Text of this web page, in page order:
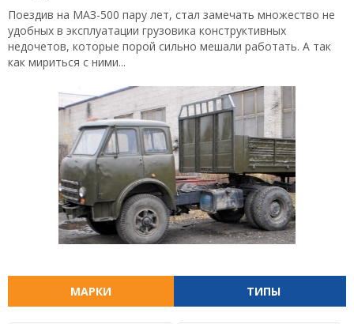
Поездив на МАЗ-500 пару лет, стал замечать множество не
удобных в эксплуатации грузовика конструктивных
недочетов, которые порой сильно мешали работать. А так
как мириться с ними...
МАРКИ ТИПЫ